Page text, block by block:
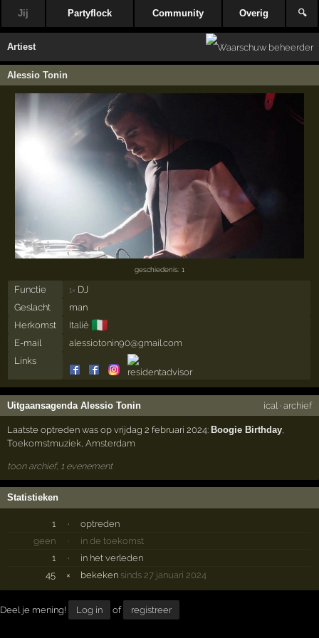
Jij Partyflock Community Overig 🔍
Artiest
Alessio Tonin
geschiedenis: 1
Functie 1× DJ
Geslacht
man
Herkomst
Italië 🇮🇹
E-mail
alessiotonin90@gmail.com
Links
Uitgaansagenda Alessio Tonin ical · archief
Laatste optreden was op vrijdag 2 februari 2024: Boogie Birthday,
Toekomstmuziek,Amsterdam
toon archief, 1 evenement
Statistieken
1 ·
optreden
geen
·
in de toekomst
1
·
in het verleden
45
× bekeken sinds 27 januari 2024
Deel je mening! Log in of registreer